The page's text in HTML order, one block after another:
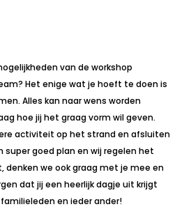
van de workshop
Het enige wat je hoeft te doen is
Alles kan naar wens worden
hoe jij het graag vorm wil geven.
activiteit op het strand en afsluiten
super goed plan en wij regelen het
denken we ook graag met je mee en
dat jij een heerlijk dagje uit krijgt
en ieder ander!